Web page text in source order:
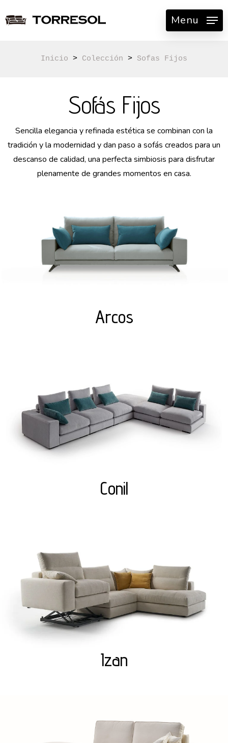
to
Menu
Inicio > Colección > Sofas Fijos
Sofás Fijos
Sencilla elegancia y refinada estética se combinan con la
tradición y la modernidad y dan paso a sofás creados para un
descanso de calidad, una perfecta simbiosis para disfrutar
plenamente de grandes momentos en casa.
Arcos
Conil
Izan